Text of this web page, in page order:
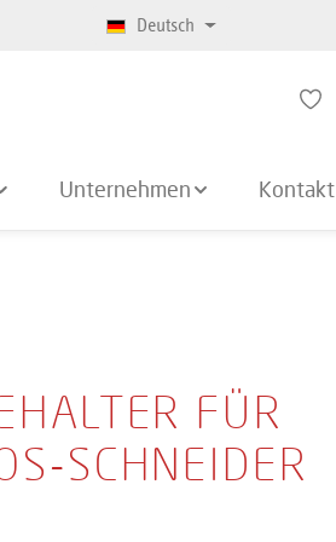
Deutsch
Unternehmen Kontakt
FÜR
SCHNEIDER